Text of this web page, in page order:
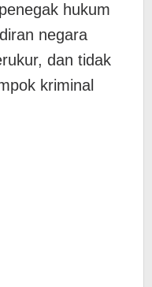
hukum
negara
dan tidak
kriminal